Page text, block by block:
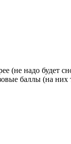
надо будет
баллы (на